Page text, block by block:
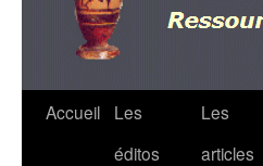
Accueil
Les
éditos
Les
articles